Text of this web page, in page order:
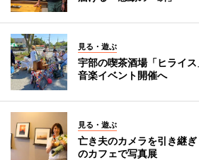
見る・遊ぶ
宇部の喫茶酒場「ヒライ
音楽イベント開催へ
見る・遊ぶ
亡き夫のカメラを引き継
のカフェで写真展